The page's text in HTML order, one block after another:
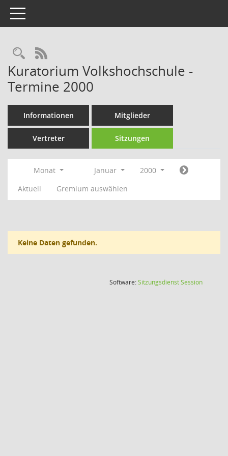
Toggle navigation
Rechercheauswahl
RSS-Feed
Kuratorium Volkshochschule -
Termine 2000
Informationen Mitglieder
Vertreter Sitzungen
Monat Januar
2000
Aktuell
Gremium auswählen
Keine Daten gefunden.
Software:SitzungsdienstSession(Wird in